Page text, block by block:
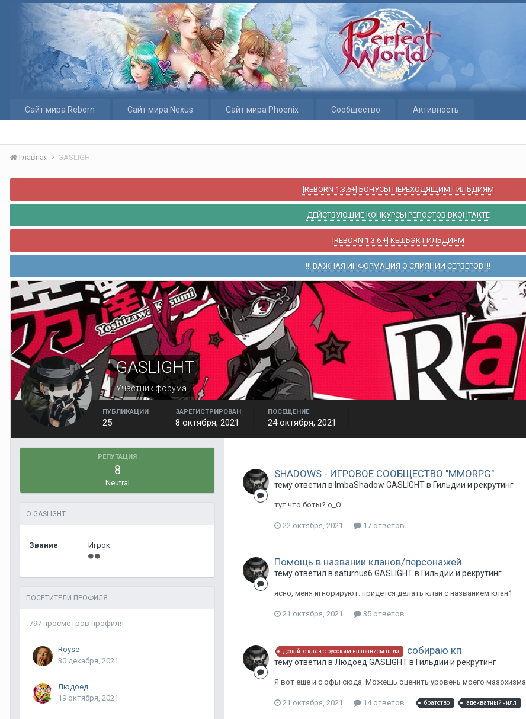
Сайт мира Reborn Сайт мира Nexus Сайт мира Phoenix Сообщество Активность
Главная GASLIGHT
[REBORN 1.3.6+] БОНУСЫ ПЕРЕХОДЯЩИМ ГИЛЬДИЯМ
ДЕЙСТВУЮЩИЕ КОНКУРСЫ РЕПОСТОВ ВКОНТАКТЕ
[REBORN 1.3.6 +] КЕШБЭК ГИЛЬДИЯМ
!!! ВАЖНАЯ ИНФОРМАЦИЯ О СЛИЯНИИ СЕРВЕРОВ !!!
GASLIGHT
Участник форума
ПУБЛИКАЦИИ
25
ЗАРЕГИСТРИРОВАН
8 октября, 2021
ПОСЕЩЕНИЕ
24 октября, 2021
РЕПУТАЦИЯ
8
Neutral
О GASLIGHT
Звание Игрок
ПОСЕТИТЕЛИ ПРОФИЛЯ
797 просмотров профиля
Royse
30 декабря, 2021
Людоед
19 октября, 2021
SHADOWS - ИГРОВОЕ СООБЩЕСТВО "MMORPG"
тему ответил в ImbaShadow GASLIGHTв Гильдии и рекрутинг
тут что боты? о_О
22 октября, 2021 17 ответов
Помощь в названии кланов/персонажей
тему ответил в saturnus6 GASLIGHTв Гильдии и рекрутинг
ясно, меня игнорируют. придется делать клан с названием клан1
21 октября, 2021 35 ответов
делайте клан с русским названием плиз собираю кп
тему ответил в Людоед GASLIGHTв Гильдии и рекрутинг
Я вот еще и с офы сюда. Можешь оценить уровень моего мазохизма
21 октября, 2021 14 ответов братство адекватный чилл